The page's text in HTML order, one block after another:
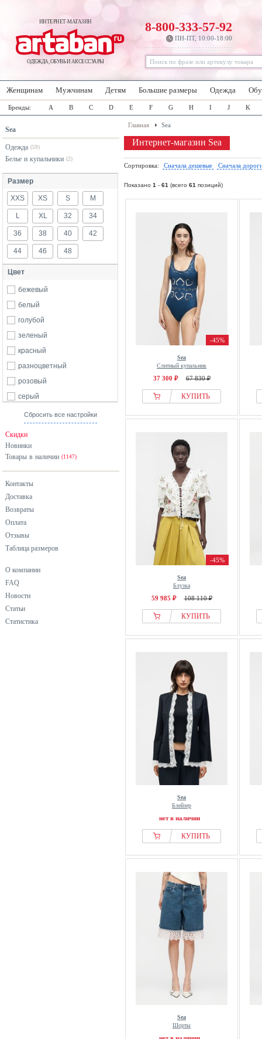
ИНТЕРНЕТ-МАГАЗИН
ОДЕЖДА, ОБУВЬ И АКСЕССУАРЫ
8-800-333-57-92
ПН-ПТ, 10:00-18:00
Женщинам Мужчинам Детям Большие размеры Одежда
Бренды: A B C D E F G H I J K
Sea
Одежда (59)
Белье и купальники (2)
Размер
XXS XS S M
L XL 32 34
36 38 40 42
44 46 48
Цвет
бежевый
белый
голубой
зеленый
красный
разноцветный
розовый
серый
синий
Сбросить все настройки
Скидки
Новинки
Товары в наличии (1147)
Контакты
Доставка
Возвраты
Оплата
Отзывы
Таблица размеров
О компании
FAQ
Новости
Статьи
Статистика
Главная Sea
Интернет-магазин Sea
Сортировка: Сначала дешевые Сначала
Показано 1 - 61 (всего 61 позиций)
-45%
Sea
Слитный купальник
37 300 ₽ 67 830 ₽
КУПИТЬ
-45%
Sea
Блузка
59 985 ₽ 108 110 ₽
КУПИТЬ
Sea
Блейзер
нет в наличии
КУПИТЬ
Sea
Шорты